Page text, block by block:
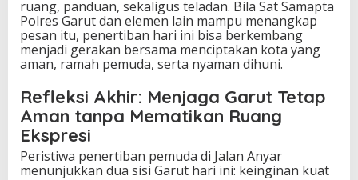
ruang, panduan, sekaligus teladan. Bila Sat Samapta
Polres Garut dan elemen lain mampu menangkap
pesan itu, penertiban hari ini bisa berkembang
menjadi gerakan bersama menciptakan kota yang
aman, ramah pemuda, serta nyaman dihuni.
Refleksi Akhir: Menjaga Garut Tetap
Aman tanpa Mematikan Ruang
Ekspresi
Peristiwa penertiban pemuda di Jalan Anyar
menunjukkan dua sisi Garut hari ini: keinginan kuat